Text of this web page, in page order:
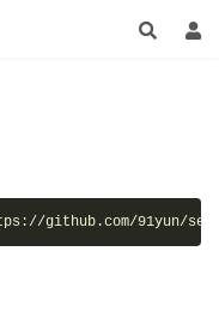
github.com/91yun/